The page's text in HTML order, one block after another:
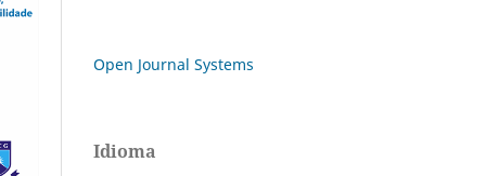
Open Journal Systems
Idioma